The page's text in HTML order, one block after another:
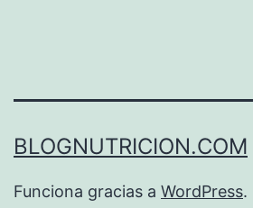
BLOGNUTRICION.COM
Funciona gracias a WordPress.